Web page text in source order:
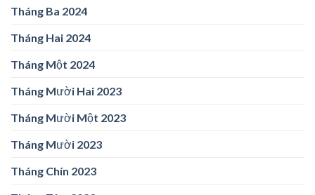
Tháng Ba 2024
Tháng Hai 2024
Tháng Một 2024
Tháng Mười Hai 2023
Tháng Mười Một 2023
Tháng Mười 2023
Tháng Chín 2023